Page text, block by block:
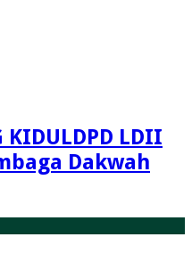
DPD LDII
Dakwah